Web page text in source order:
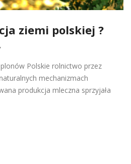
ziemi polskiej ?
Polskie rolnictwo przez
mechanizmach
produkcja mleczna sprzyjała